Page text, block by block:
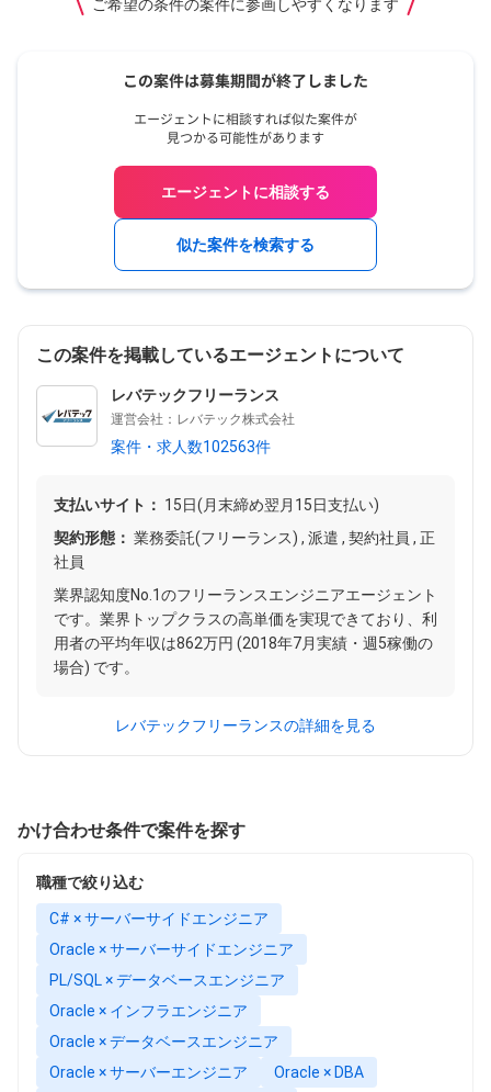
ご希望の条件の案件に参画しやすくなります
エージェントに相談する
似た案件を検索する
この案件を掲載しているエージェントについて
レバテックフリーランス
運営会社：レバテック株式会社
案件・求人数102563件
支払いサイト： 15日(月末締め翌月15日支払い)
契約形態： 業務委託(フリーランス) , 派遣 , 契約社員 , 正
社員
業界認知度No.1のフリーランスエンジニアエージェント
です。業界トップクラスの高単価を実現できており、利
用者の平均年収は862万円 (2018年7月実績・週5稼働の
場合) です。
レバテックフリーランスの詳細を見る
かけ合わせ条件で案件を探す
職種で絞り込む
C# × サーバーサイドエンジニア
Oracle × サーバーサイドエンジニア
PL/SQL × データベースエンジニア
Oracle × インフラエンジニア
Oracle × データベースエンジニア
Oracle × サーバーエンジニア
Oracle × DBA